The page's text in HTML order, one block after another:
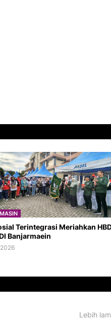
Terintegrasi Meriahkan
Banjarmaein
Lebih